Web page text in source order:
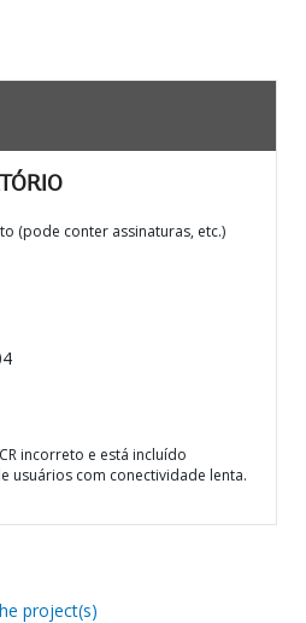
(pode conter assinaturas, etc.)
incorreto e está incluído
usuários com conectividade lenta.
project(s)